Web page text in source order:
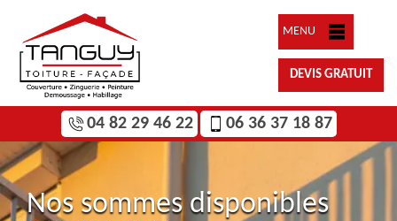
MENU
DEVIS GRATUIT
04 82 29 46 22 06 36 37 18 87
Nos sommes disponibles